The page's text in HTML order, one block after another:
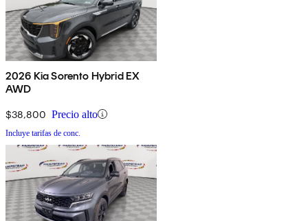
2026 Kia Sorento Hybrid EX
AWD
$38,800 Precio alto
Incluye tarifas de conc.